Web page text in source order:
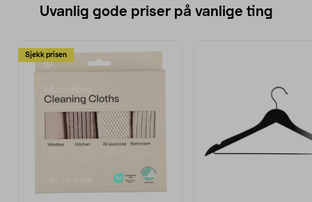
Uvanlig gode priser på vanlige ting
Sjekk prisen